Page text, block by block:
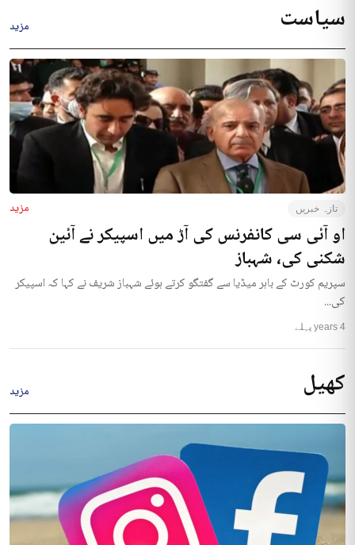
سیاست مزید
تازہ خبریں مزید
او آئی سی کانفرنس کی آڑ میں اسپیکر نے آئین
شکنی کی، شہباز
سپریم کورٹ کے باہر میڈیا سے گفتگو کرتے ہوئے شہباز شریف نے کہا کہ اسپیکر
کی...
4 years پہلے
کھیل مزید